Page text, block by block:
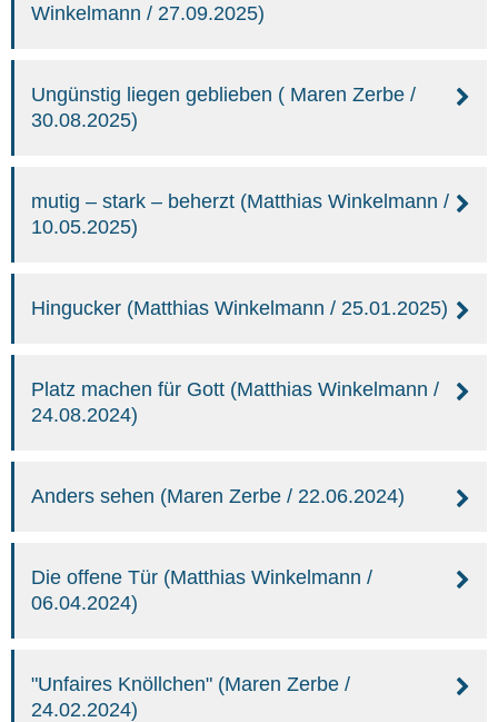
Winkelmann / 27.09.2025)
Ungünstig liegen geblieben ( Maren Zerbe /
30.08.2025)
mutig – stark – beherzt (Matthias Winkelmann /
10.05.2025)
Hingucker (Matthias Winkelmann / 25.01.2025)
Platz machen für Gott (Matthias Winkelmann /
24.08.2024)
Anders sehen (Maren Zerbe / 22.06.2024)
Die offene Tür (Matthias Winkelmann /
06.04.2024)
"Unfaires Knöllchen" (Maren Zerbe /
24.02.2024)